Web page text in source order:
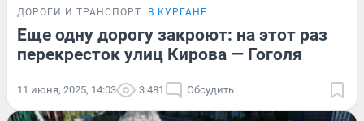
ДОРОГИ И ТРАНСПОРТ В КУРГАНЕ
Еще одну дорогу закроют: на этот раз
перекресток улиц Кирова — Гоголя
11 июня, 2025, 14:03 3 481 Обсудить